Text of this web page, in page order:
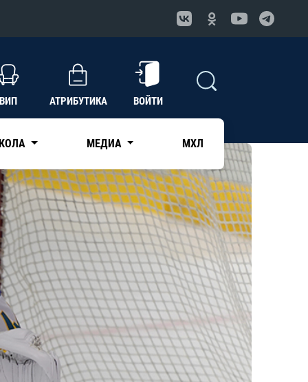
ВИП АТРИБУТИКА ВОЙТИ
МЕДИА МХЛ